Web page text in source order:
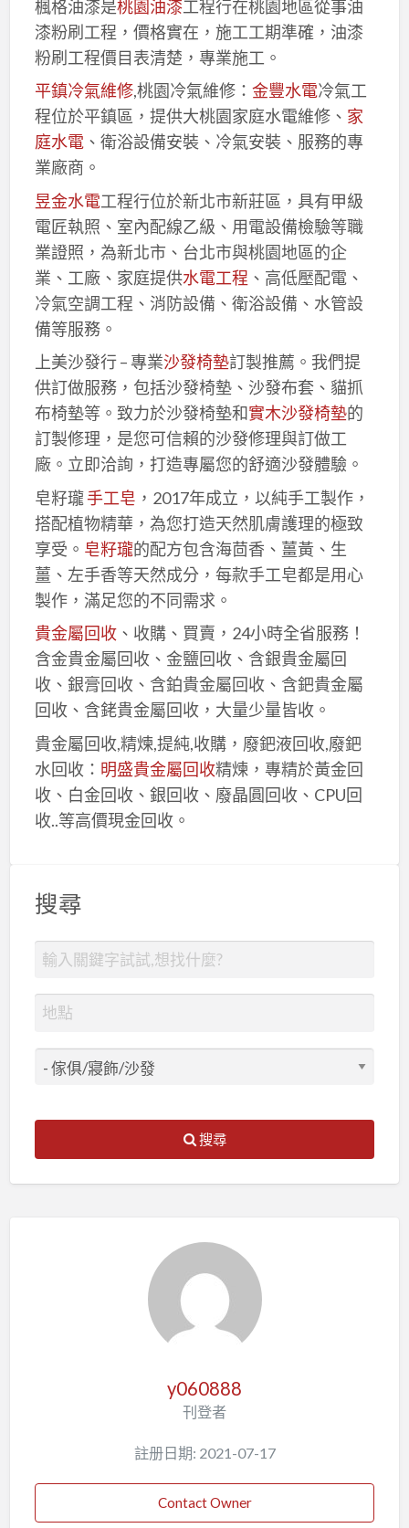
楓格油漆是桃園油漆工程行在桃園地區從事油
漆粉刷工程，價格實在，施工工期準確，油漆
粉刷工程價目表清楚，專業施工。
平鎮冷氣維修,桃園冷氣維修： 金豐水電冷氣工
程位於平鎮區，提供大桃園家庭水電維修、 家
庭水電、衛浴設備安裝、冷氣安裝、服務的專
業廠商。
昱金水電工程行位於新北市新莊區，具有甲級
電匠執照、室內配線乙級、用電設備檢驗等職
業證照，為新北市、台北市與桃園地區的企
業、工廠、家庭提供水電工程 、高低壓配電、
冷氣空調工程、消防設備、衛浴設備、水管設
備等服務。
上美沙發行 – 專業沙發椅墊訂製推薦。我們提
供訂做服務，包括沙發椅墊、沙發布套、貓抓
布椅墊等。致力於沙發椅墊和實木沙發椅墊的
訂製修理，是您可信賴的沙發修理與訂做工
廠。立即洽詢，打造專屬您的舒適沙發體驗。
皂籽瓏手工皂 ，2017年成立，以純手工製作，
搭配植物精華，為您打造天然肌膚護理的極致
享受。 皂籽瓏的配方包含海茴香、薑黃、生
薑、左手香等天然成分，每款手工皂都是用心
製作，滿足您的不同需求。
貴金屬回收、收購、買賣，24小時全省服務！
含金貴金屬回收、金鹽回收、含銀貴金屬回
收、銀膏回收、含鉑貴金屬回收、含鈀貴金屬
回收、含銠貴金屬回收，大量少量皆收。
貴金屬回收,精煉,提純,收購，廢鈀液回收,廢鈀
水回收： 明盛貴金屬回收精煉，專精於黃金回
收、白金回收、銀回收、廢晶圓回收、CPU回
收..等高價現金回收。
搜尋
搜尋
y060888
刊登者
註册日期: 2021-07-17
Contact Owner